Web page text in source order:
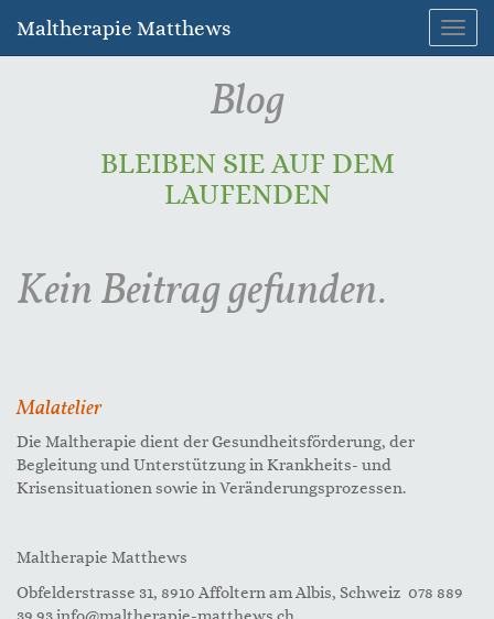
Maltherapie Matthews
Blog
BLEIBEN SIE AUF DEM
LAUFENDEN
Kein Beitrag gefunden.
Malatelier
Die Maltherapie dient der Gesundheitsförderung, der
Begleitung und Unterstützung in Krankheits- und
Krisensituationen sowie in Veränderungsprozessen.
Maltherapie Matthews
Obfelderstrasse 31, 8910 Affoltern am Albis, Schweiz 078 889